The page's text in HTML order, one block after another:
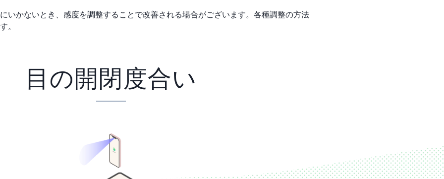
いかないとき、感度を調整することで改善される場合がございます。各種調整の方法
。
目の開閉度合い